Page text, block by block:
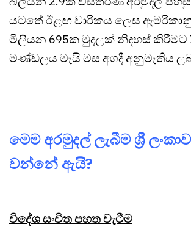
යටතේ ඊළඟ වාරිකය ලෙස
මිලියන 695ක මුදලක් නිදහස් කිරීමට
මණ්ඩලය මැයි මස අගදී අනුමැතිය
මෙම අරමුදල් ලැබීම ශ්‍රී
වන්නේ ඇයි?
විදේශ සංචිත පහත වැටීම